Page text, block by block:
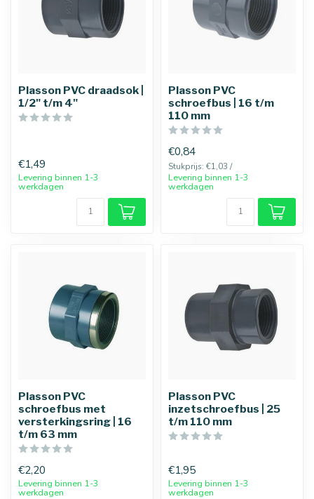
Plasson PVC draadsok |
1/2" t/m 4"
€1,49
Levering binnen 1-3
werkdagen
Plasson PVC
schroefbus | 16 t/m
110 mm
€0,84
Stukprijs: €1,03 /
Levering binnen 1-3
werkdagen
Plasson PVC
schroefbus met
versterkingsring | 16
t/m 63 mm
€2,20
Levering binnen 1-3
werkdagen
Plasson PVC
inzetschroefbus | 25
t/m 110 mm
€1,95
Levering binnen 1-3
werkdagen